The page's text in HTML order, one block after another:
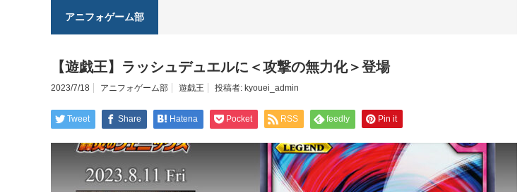
アニフォゲーム部
【遊戯王】ラッシュデュエルに＜攻撃の無力化＞登場
2023/7/18 アニフォゲーム部 遊戯王 投稿者: kyouei_admin
Tweet Share Hatena Pocket RSS feedly Pin it